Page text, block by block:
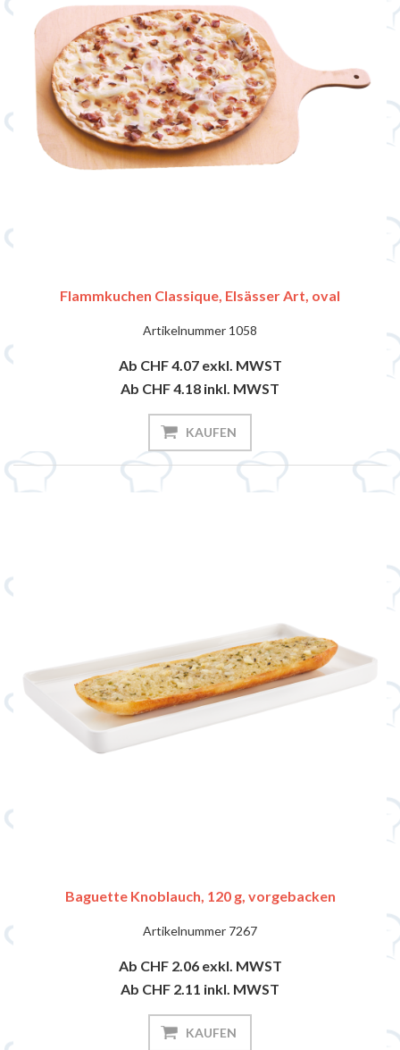
Flammkuchen Classique, Elsässer Art, oval
Artikelnummer 1058
Ab CHF 4.07 exkl. MWST
Ab CHF 4.18 inkl. MWST
KAUFEN
Baguette Knoblauch, 120 g, vorgebacken
Artikelnummer 7267
Ab CHF 2.06 exkl. MWST
Ab CHF 2.11 inkl. MWST
KAUFEN